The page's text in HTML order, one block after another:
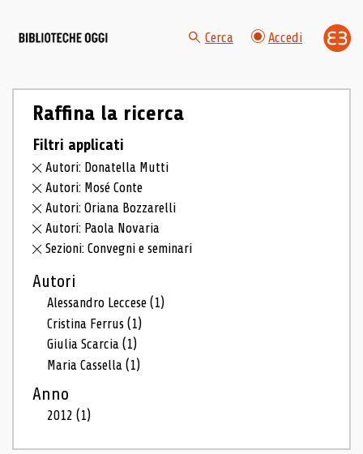
Cerca Accedi
Raffina la ricerca
Filtri applicati
Autori: Donatella Mutti
Autori: Mosé Conte
Autori: Oriana Bozzarelli
Autori: Paola Novaria
Sezioni: Convegni e seminari
Autori
Alessandro Leccese(1)
Cristina Ferrus(1)
Giulia Scarcia(1)
Maria Cassella(1)
Anno
2012(1)